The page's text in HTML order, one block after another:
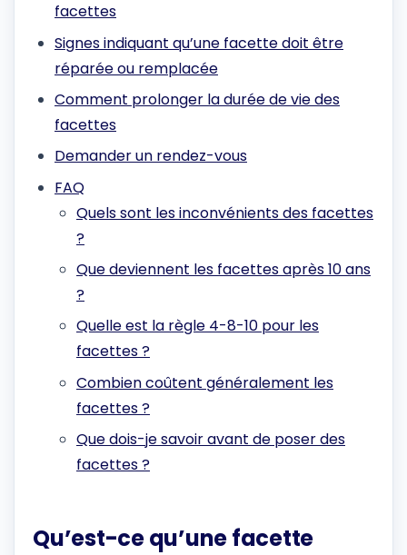
facettes
Signes indiquant qu’une facette doit être
réparée ou remplacée
Comment prolonger la durée de vie des
facettes
Demander un rendez-vous
FAQ
Quels sont les inconvénients des facettes
?
Que deviennent les facettes après 10 ans
?
Quelle est la règle 4-8-10 pour les
facettes ?
Combien coûtent généralement les
facettes ?
Que dois-je savoir avant de poser des
facettes ?
Qu’est-ce qu’une facette